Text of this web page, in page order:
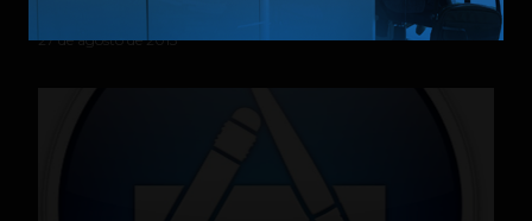
27 de agosto de 2013